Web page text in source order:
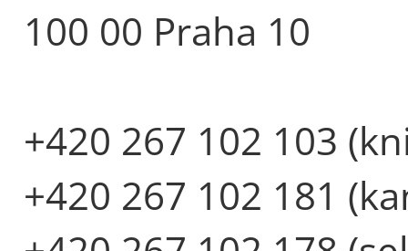
100 00 Praha 10
+420 267 102 103
+420 267 102 181